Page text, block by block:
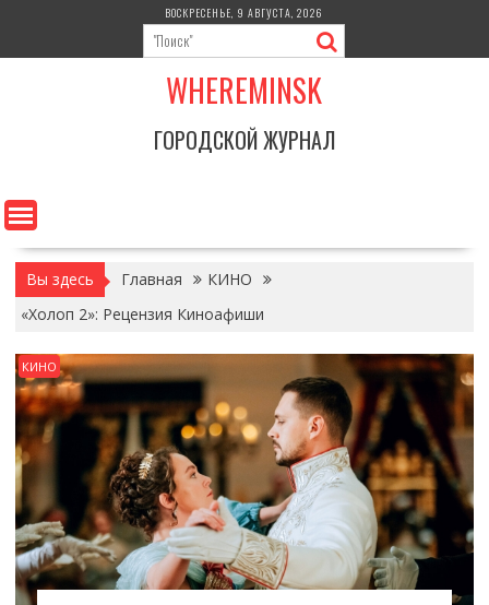
содержимому
ВОСКРЕСЕНЬЕ, 9 АВГУСТА, 2026
WHEREMINSK
ГОРОДСКОЙ ЖУРНАЛ
Вы здесь Главная
КИНО
«Холоп 2»: Рецензия Киноафиши
КИНО